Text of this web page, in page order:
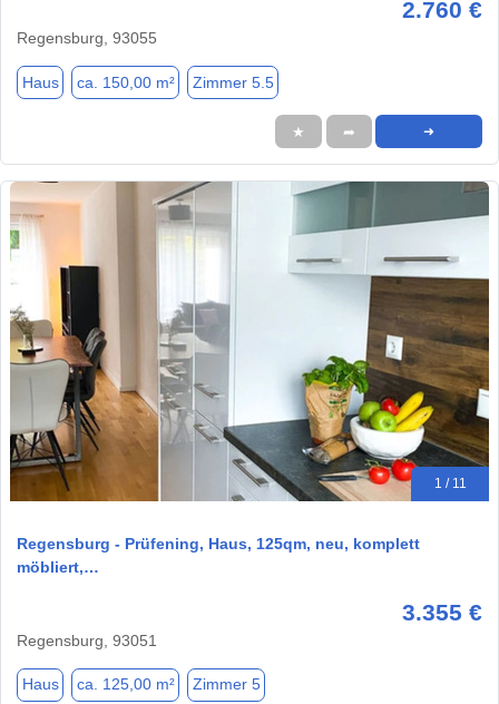
2.760 €
Regensburg, 93055
Haus ca. 150,00 m² Zimmer 5.5
★ ➦ ➜
1 / 11
Regensburg - Prüfening, Haus, 125qm, neu, komplett
möbliert,…
3.355 €
Regensburg, 93051
Haus ca. 125,00 m² Zimmer 5